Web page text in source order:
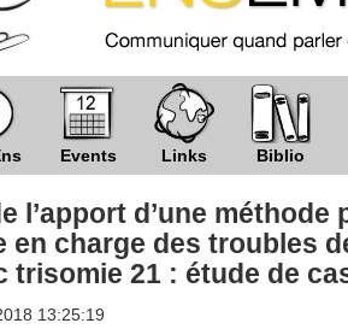
Events Links Biblio
l’apport d’une
en charge des troubles
trisomie 21 : étude de
13:25:19